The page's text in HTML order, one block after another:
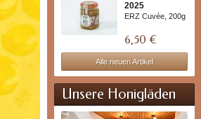
2025
ERZ Cuvée, 200g
6,50 €
Alle neuen Artikel
Unsere Honigläden